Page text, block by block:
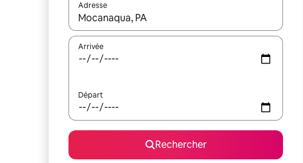
Adresse
Lorsque les résultats s'affichent, utilisez les flèches vers
Arrivée
Départ
Rechercher